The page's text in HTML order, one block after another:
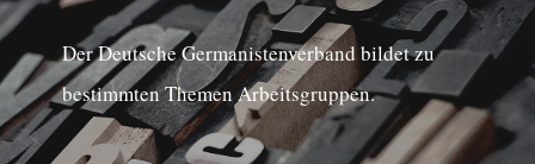
Der Deut­sche Germanistenverband bildet zu
be­stimm­ten Themen Arbeitsgruppen.